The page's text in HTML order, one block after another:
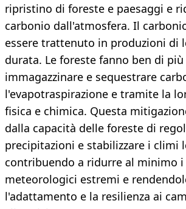
ripristino di foreste e paesaggi e
carbonio dall'atmosfera. Il
essere trattenuto in produzioni di
durata. Le foreste fanno ben di
immagazzinare e sequestrare
l'evapotraspirazione e tramite la
fisica e chimica. Questa
dalla capacità delle foreste di
precipitazioni e stabilizzare i climi
contribuendo a ridurre al minimo
meteorologici estremi e
l'adattamento e la resilienza ai